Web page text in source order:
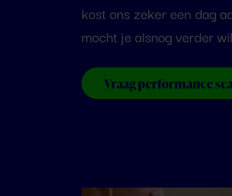
kost ons zeker een dag
mocht je alsnog verder
Vraag performance